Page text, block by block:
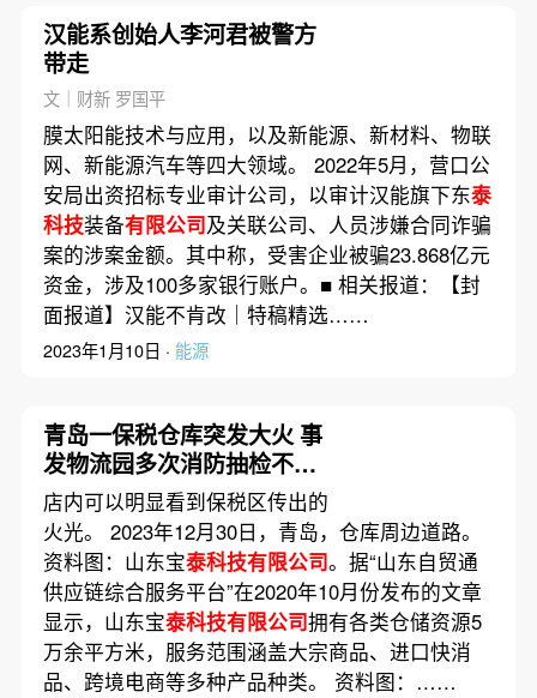
汉能系创始人李河君被警方
带走
文｜财新 罗国平
膜太阳能技术与应用，以及新能源、新材料、物联
网、新能源汽车等四大领域。 2022年5月，营口公
安局出资招标专业审计公司，以审计汉能旗下东泰
科技装备有限公司及关联公司、人员涉嫌合同诈骗
案的涉案金额。其中称，受害企业被骗23.868亿元
资金，涉及100多家银行账户。■ 相关报道：【封
面报道】汉能不肯改｜特稿精选……
2023年1月10日 · 能源
青岛一保税仓库突发大火 事
发物流园多次消防抽检不合
格
店内可以明显看到保税区传出的
火光。 2023年12月30日，青岛，仓库周边道路。
资料图：山东宝泰科技有限公司。据“山东自贸通
供应链综合服务平台”在2020年10月份发布的文章
显示，山东宝泰科技有限公司拥有各类仓储资源5
万余平方米，服务范围涵盖大宗商品、进口快消
品、跨境电商等多种产品种类。 资料图：……